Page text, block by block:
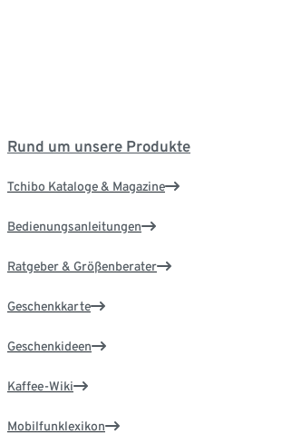
Rund um unsere Produkte
Tchibo Kataloge & Magazine
Bedienungsanleitungen
Ratgeber & Größenberater
Geschenkkarte
Geschenkideen
Kaffee-Wiki
Mobilfunklexikon